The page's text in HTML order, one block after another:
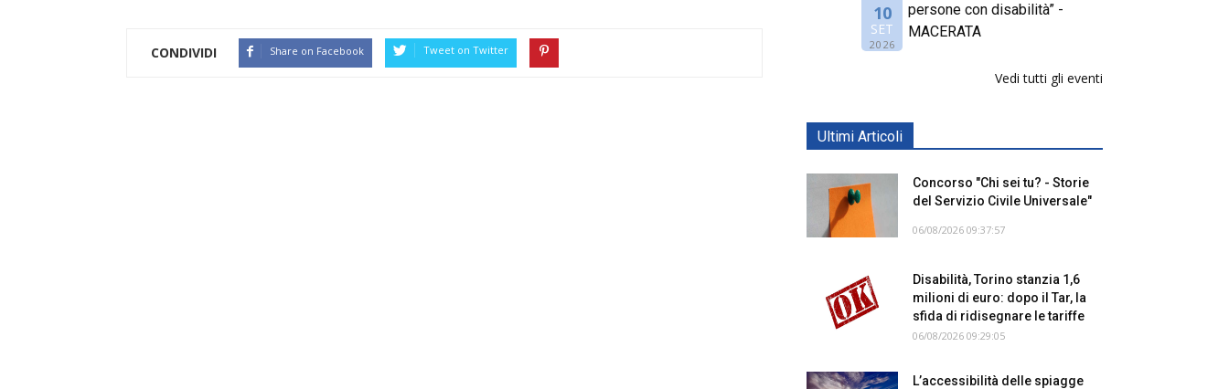
CONDIVIDI Share on Facebook Tweet on Twitter
10
SET
2026
persone con disabilità” -
MACERATA
Vedi tutti gli eventi
Ultimi Articoli
Concorso "Chi sei tu? - Storie
del Servizio Civile Universale"
06/08/2026 09:37:57
Disabilità, Torino stanzia 1,6
milioni di euro: dopo il Tar, la
sfida di ridisegnare le tariffe
06/08/2026 09:29:05
L’accessibilità delle spiagge